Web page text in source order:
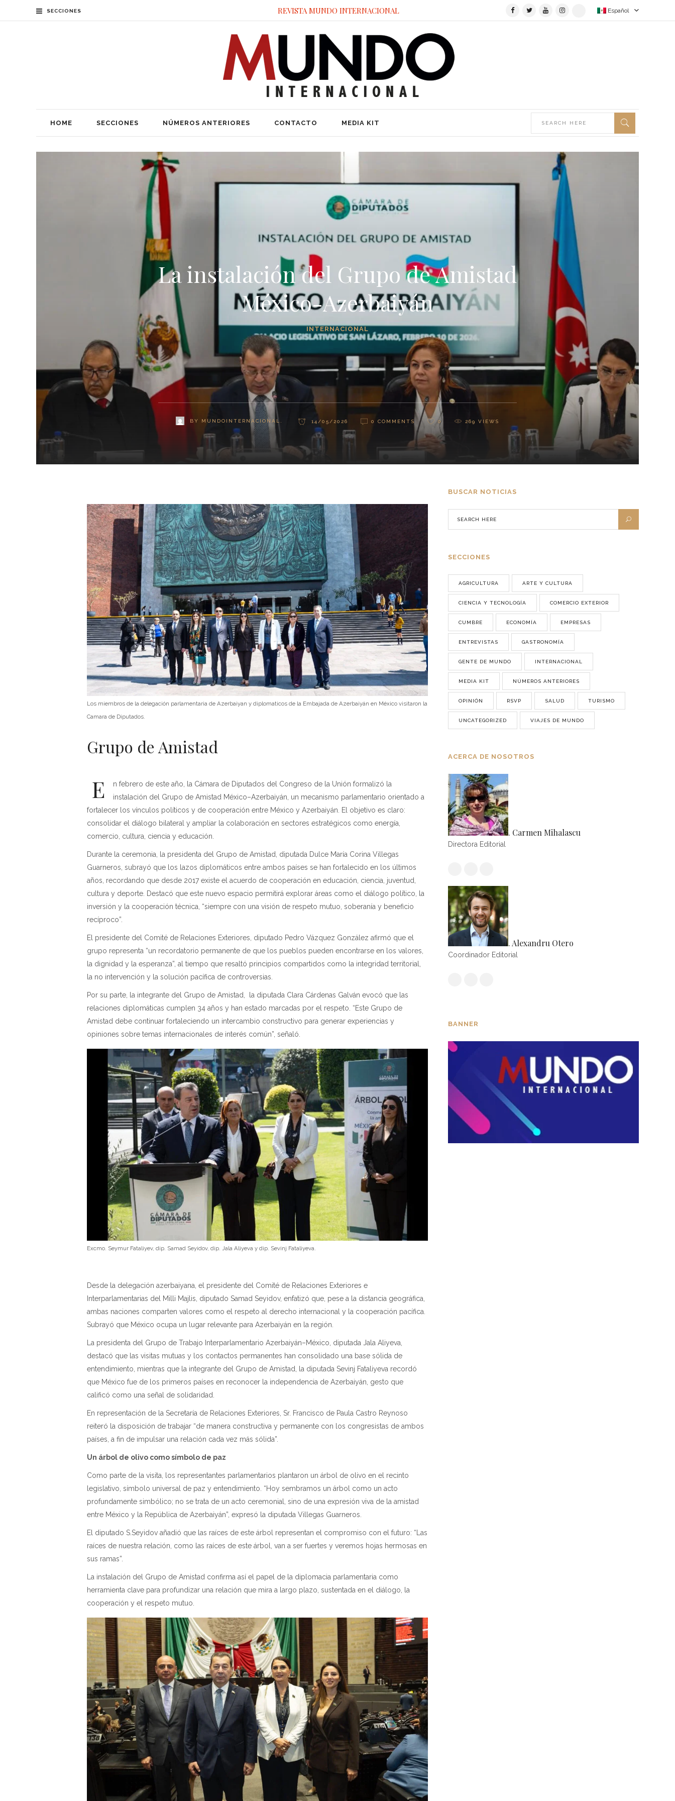
SECCIONES REVISTA MUNDO INTERNACIONAL Español
HOME SECCIONES NÚMEROS ANTERIORES CONTACTO MEDIA KIT
La instalación del Grupo de Amistad
México-Azerbaiyán
INTERNACIONAL
BY MUNDOINTERNACIONAL. 14/05/2026 0 COMMENTS 0 269 VIEWS
Los miembros de la delegación parlamentaria de Azerbaiyan y diplomaticos de la Embajada de Azerbaiyán en México visitaron la
Camara de Diputados.
Grupo de Amistad
E
n febrero de este año, la Cámara de Diputados del Congreso de la Unión formalizó la
instalación del Grupo de Amistad México–Azerbaiyán, un mecanismo parlamentario orientado a
fortalecer los vínculos políticos y de cooperación entre México y Azerbaiyán. El objetivo es claro:
consolidar el diálogo bilateral y ampliar la colaboración en sectores estratégicos como energía,
comercio, cultura, ciencia y educación.
Durante la ceremonia, la presidenta del Grupo de Amistad, diputada Dulce María Corina Villegas
Guarneros, subrayó que los lazos diplomáticos entre ambos países se han fortalecido en los últimos
años, recordando que desde 2017 existe el acuerdo de cooperación en educación, ciencia, juventud,
cultura y deporte. Destacó que este nuevo espacio permitirá explorar áreas como el diálogo político, la
inversión y la cooperación técnica, “siempre con una visión de respeto mutuo, soberanía y beneficio
recíproco”.
El presidente del Comité de Relaciones Exteriores, diputado Pedro Vázquez González afirmó que el
grupo representa “un recordatorio permanente de que los pueblos pueden encontrarse en los valores,
la dignidad y la esperanza”, al tiempo que resaltó principios compartidos como la integridad territorial,
la no intervención y la solución pacífica de controversias.
Por su parte, la integrante del Grupo de Amistad,
la diputada Clara Cárdenas Galván evocó que las
relaciones diplomáticas cumplen 34 años y han estado marcadas por el respeto. “Este Grupo de
Amistad debe continuar fortaleciendo un intercambio constructivo para generar experiencias y
opiniones sobre temas internacionales de interés común”, señaló.
Excmo. Seymur Fataliyev, dip. Samad Seyidov, dip. Jala Aliyeva y dip. Sevinj Fataliyeva.
Desde la delegación azerbaiyana, el presidente del Comité de Relaciones Exteriores e
Interparlamentarias del Milli Majlis, diputado Samad Seyidov, enfatizó que, pese a la distancia geográfica,
ambas naciones comparten valores como el respeto al derecho internacional y la cooperación pacífica.
Subrayó que México ocupa un lugar relevante para Azerbaiyán en la región.
La presidenta del Grupo de Trabajo Interparlamentario Azerbaiyán–México, diputada Jala Aliyeva,
destacó que las visitas mutuas y los contactos permanentes han consolidado una base sólida de
entendimiento, mientras que la integrante del Grupo de Amistad, la diputada Sevinj Fataliyeva recordó
que México fue de los primeros países en reconocer la independencia de Azerbaiyán, gesto que
calificó como una señal de solidaridad.
En representación de la Secretaría de Relaciones Exteriores, Sr. Francisco de Paula Castro Reynoso
reiteró la disposición de trabajar “de manera constructiva y permanente con los congresistas de ambos
países, a fin de impulsar una relación cada vez más sólida”.
Un árbol de olivo como símbolo de paz
Como parte de la visita, los representantes parlamentarios plantaron un árbol de olivo en el recinto
legislativo, símbolo universal de paz y entendimiento. “Hoy sembramos un árbol como un acto
profundamente simbólico; no se trata de un acto ceremonial, sino de una expresión viva de la amistad
entre México y la República de Azerbaiyán”, expresó la diputada Villegas Guarneros.
El diputado S.Seyidov añadió que las raíces de este árbol representan el compromiso con el futuro: “Las
raíces de nuestra relación, como las raíces de este árbol, van a ser fuertes y veremos hojas hermosas en
sus ramas”.
La instalación del Grupo de Amistad confirma así el papel de la diplomacia parlamentaria como
herramienta clave para profundizar una relación que mira a largo plazo, sustentada en el diálogo, la
cooperación y el respeto mutuo.
BUSCAR NOTICIAS
SECCIONES
AGRICULTURA ARTE Y CULTURA
CIENCIA Y TECNOLOGÍA COMERCIO EXTERIOR
CUMBRE ECONOMÍA EMPRESAS
ENTREVISTAS GASTRONOMÍA
GENTE DE MUNDO INTERNACIONAL
MEDIA KIT NÚMEROS ANTERIORES
OPINIÓN RSVP SALUD TURISMO
UNCATEGORIZED VIAJES DE MUNDO
ACERCA DE NOSOTROS
. Carmen Mihalascu
Directora Editorial
. Alexandru Otero
Coordinador Editorial
BANNER